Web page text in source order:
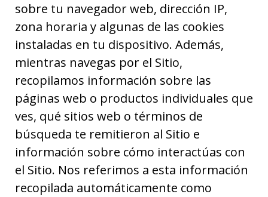
sobre tu navegador web, dirección IP,
zona horaria y algunas de las cookies
instaladas en tu dispositivo. Además,
mientras navegas por el Sitio,
recopilamos información sobre las
páginas web o productos individuales que
ves, qué sitios web o términos de
búsqueda te remitieron al Sitio e
información sobre cómo interactúas con
el Sitio. Nos referimos a esta información
recopilada automáticamente como